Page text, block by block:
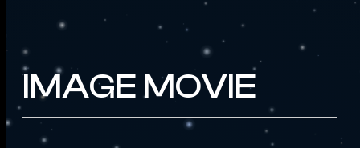
IMAGE MOVIE